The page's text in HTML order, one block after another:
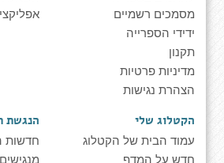
מסמכים רשמיים
ידידי הספרייה
תקנון
מדיניות פרטיות
הצהרת נגישות
הקטלוג שלי
עמוד הבית של הקטלוג
חדש על המדף
הנגשת
חדשות